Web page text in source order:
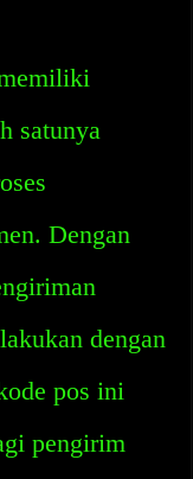
satunya
Dengan
dengan
pos ini
pengirim